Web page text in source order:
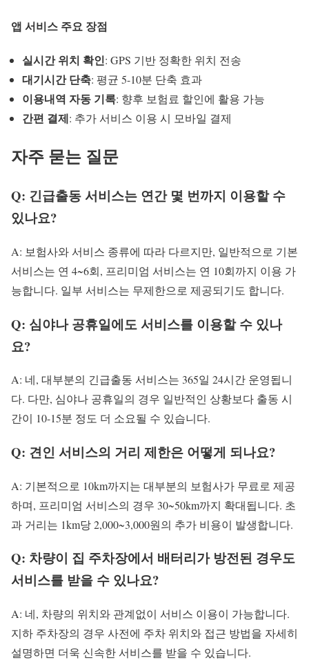
앱 서비스 주요 장점
실시간 위치 확인: GPS 기반 정확한 위치 전송
대기시간 단축: 평균 5-10분 단축 효과
이용내역 자동 기록: 향후 보험료 할인에 활용 가능
간편 결제: 추가 서비스 이용 시 모바일 결제
자주 묻는 질문
Q: 긴급출동 서비스는 연간 몇 번까지 이용할 수
있나요?
A: 보험사와 서비스 종류에 따라 다르지만, 일반적으로 기본
서비스는 연 4~6회, 프리미엄 서비스는 연 10회까지 이용 가
능합니다. 일부 서비스는 무제한으로 제공되기도 합니다.
Q: 심야나 공휴일에도 서비스를 이용할 수 있나
요?
A: 네, 대부분의 긴급출동 서비스는 365일 24시간 운영됩니
다. 다만, 심야나 공휴일의 경우 일반적인 상황보다 출동 시
간이 10-15분 정도 더 소요될 수 있습니다.
Q: 견인 서비스의 거리 제한은 어떻게 되나요?
A: 기본적으로 10km까지는 대부분의 보험사가 무료로 제공
하며, 프리미엄 서비스의 경우 30~50km까지 확대됩니다. 초
과 거리는 1km당 2,000~3,000원의 추가 비용이 발생합니다.
Q: 차량이 집 주차장에서 배터리가 방전된 경우도
서비스를 받을 수 있나요?
A: 네, 차량의 위치와 관계없이 서비스 이용이 가능합니다.
지하 주차장의 경우 사전에 주차 위치와 접근 방법을 자세히
설명하면 더욱 신속한 서비스를 받을 수 있습니다.